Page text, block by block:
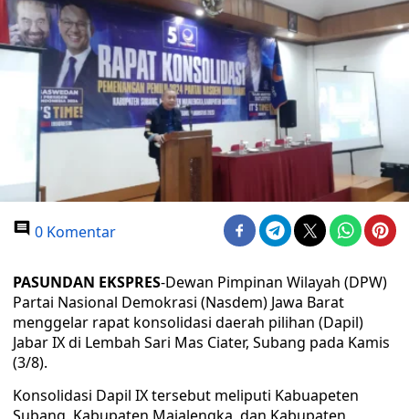
0 Komentar
PASUNDAN EKSPRES-Dewan Pimpinan Wilayah (DPW)
Partai Nasional Demokrasi (Nasdem) Jawa Barat
menggelar rapat konsolidasi daerah pilihan (Dapil)
Jabar IX di Lembah Sari Mas Ciater, Subang pada Kamis
(3/8).
Konsolidasi Dapil IX tersebut meliputi Kabuapeten